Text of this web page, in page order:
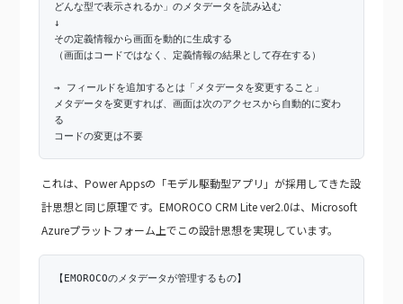
どんな型で表示されるか」のメタデータを読み込む
↓
その定義情報から画面を動的に生成する
（画面はコードではなく、定義情報の結果として存在する）
→ フィールドを追加するとは「メタデータを変更すること」
メタデータを変更すれば、画面は次のアクセスから自動的に変わ
る
コードの変更は不要
これは、Power Appsの「モデル駆動型アプリ」が採用してきた設
計思想と同じ原理です。EMOROCO CRM Lite ver2.0は、Microsoft
Azureプラットフォーム上でこの設計思想を実現しています。
【EMOROCOのメタデータが管理するもの】